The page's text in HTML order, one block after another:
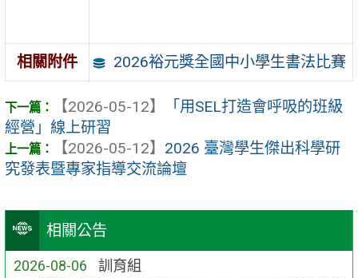
相關公告
2026-08-06 訓育組
相關附件 2026裕元獎全國中小學生書法比賽
【2026-05-12】
「用SEL打造會呼吸的班級
經營」線上研習
【2026-05-12】 2026 臺灣學生傑出科學研
究發表暨專家指導交流論壇